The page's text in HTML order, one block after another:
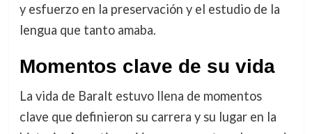
y esfuerzo en la preservación y el estudio de la
lengua que tanto amaba.
Momentos clave de su vida
La vida de Baralt estuvo llena de momentos
clave que definieron su carrera y su lugar en la